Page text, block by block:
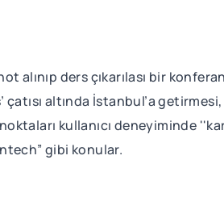
alınıp ders çıkarılası bir
altında İstanbul’a getirmesi,
noktaları kullanıcı deneyiminde
gibi konular.